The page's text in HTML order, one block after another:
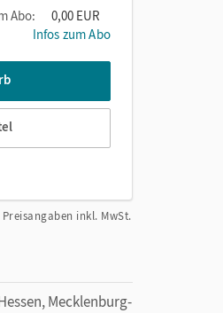
Abo:
0,00 EUR
Infos zum Abo
Preisangaben inkl. MwSt.
Mecklenburg-